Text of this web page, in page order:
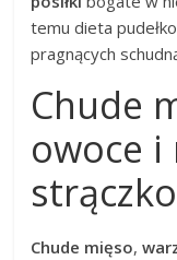
temu dieta
pragnących
Chude
owoce
Chude mięso,